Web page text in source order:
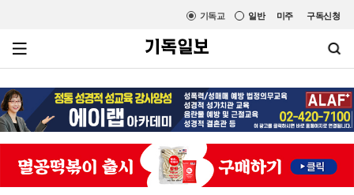
미주 구독신청
일반
기독교